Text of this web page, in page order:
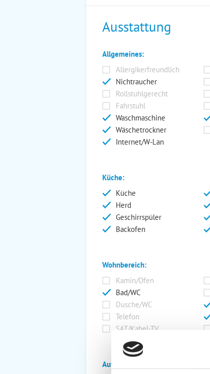
Ausstattung
Allgemeines:
Allergikerfreundlich
Nichtraucher
Rollstuhlgerecht
Fahrstuhl
Waschmaschine
Wäschetrockner
Internet/W-Lan
Küche:
Küche
Herd
Geschirrspüler
Backofen
Wohnbereich:
Kamin/Ofen
Bad/WC
Dusche/WC
Telefon
SAT/Kabel-TV
Außenanlage: